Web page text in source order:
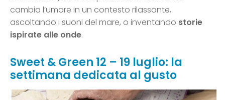
cambia l’umore in un contesto rilassante,
ascoltando i suoni del mare, o inventando storie
ispirate alle onde.
Sweet & Green 12 – 19 luglio: la
settimana dedicata al gusto